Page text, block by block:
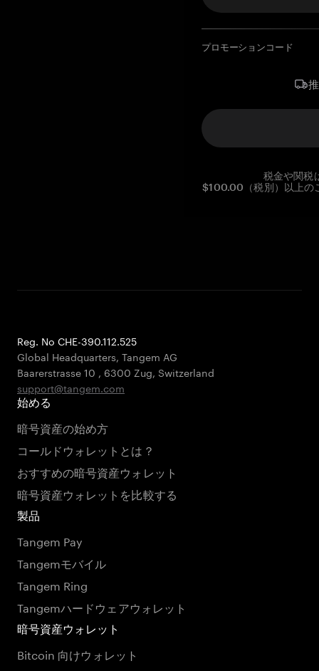
プロモーションコード
税金や関税
$100.00（税別）以上の
Reg. No CHE-390.112.525
Global Headquarters, Tangem AG
Baarerstrasse 10 , 6300 Zug, Switzerland
support@tangem.com
始める
暗号資産の始め方
コールドウォレットとは？
おすすめの暗号資産ウォレット
暗号資産ウォレットを比較する
製品
Tangem Pay
Tangemモバイル
Tangem Ring
Tangemハードウェアウォレット
暗号資産ウォレット
Bitcoin 向けウォレット